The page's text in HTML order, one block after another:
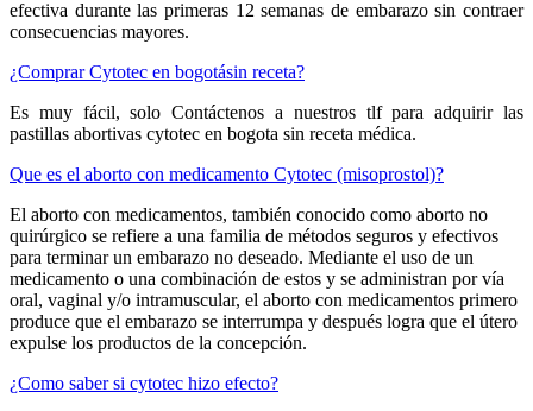
efectiva durante las primeras 12 semanas de embarazo sin contraer
consecuencias mayores.
¿Comprar Cytotec en bogotásin receta?
Es muy fácil, solo Contáctenos a nuestros tlf para adquirir las
pastillas abortivas cytotec en bogota sin receta médica.
Que es el aborto con medicamento Cytotec (misoprostol)?
El aborto con medicamentos, también conocido como aborto no
quirúrgico se refiere a una familia de métodos seguros y efectivos
para terminar un embarazo no deseado. Mediante el uso de un
medicamento o una combinación de estos y se administran por vía
oral, vaginal y/o intramuscular, el aborto con medicamentos primero
produce que el embarazo se interrumpa y después logra que el útero
expulse los productos de la concepción.
¿Como saber si cytotec hizo efecto?